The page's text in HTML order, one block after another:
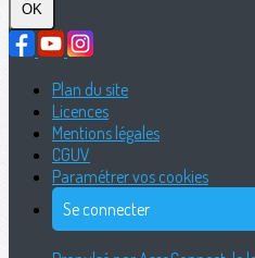
OK
Plan du site
Licences
Mentions légales
CGUV
Paramétrer vos cookies
Se connecter